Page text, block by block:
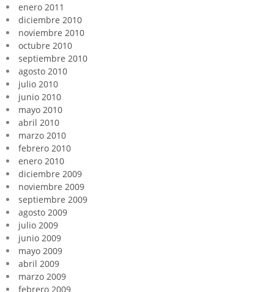
enero 2011
diciembre 2010
noviembre 2010
octubre 2010
septiembre 2010
agosto 2010
julio 2010
junio 2010
mayo 2010
abril 2010
marzo 2010
febrero 2010
enero 2010
diciembre 2009
noviembre 2009
septiembre 2009
agosto 2009
julio 2009
junio 2009
mayo 2009
abril 2009
marzo 2009
febrero 2009